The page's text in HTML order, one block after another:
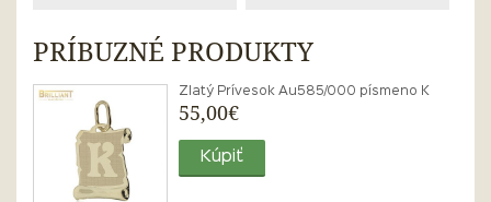
PRÍBUZNÉ PRODUKTY
Zlatý Prívesok Au585/000 písmeno K
55,00€
Kúpiť